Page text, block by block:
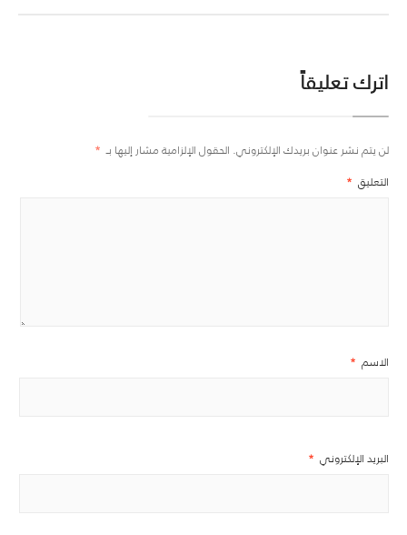
اترك تعليقاً
لن يتم نشر عنوان بريدك الإلكتروني. الحقول الإلزامية مشار إليها بـ *
التعليق *
الاسم *
البريد الإلكتروني *